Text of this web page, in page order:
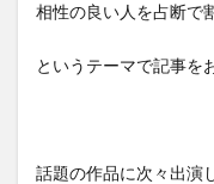
相性の良い人を占断で
というテーマで記事を
話題の作品に次々出演